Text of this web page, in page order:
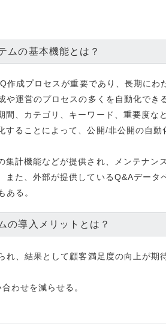
ムの基本機能とは？
成プロセスが重要であり、長期にわ
運営のプロセスの多くを自動化でき
、カテゴリ、キーワード、重要度な
ることによって、公開/非公開の自
計機能などが提供され、メンテナン
た、外部が提供しているQ&Aデータ
ある。
の導入メリットとは？
、結果として顧客満足度の向上が期
わせを減らせる。